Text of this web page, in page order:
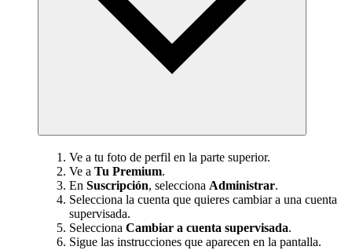
Ve a tu foto de perfil en la parte superior.
Ve a Tu Premium.
En Suscripción, selecciona Administrar.
Selecciona la cuenta que quieres cambiar a una cuenta
supervisada.
Selecciona Cambiar a cuenta supervisada.
Sigue las instrucciones que aparecen en la pantalla.